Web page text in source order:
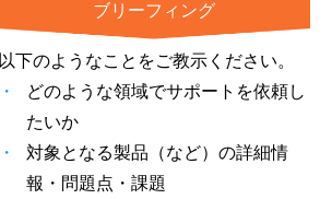
ブリーフィング
以下のようなことをご教示ください。
どのような領域でサポートを依頼し
たいか
対象となる製品（など）の詳細情
報・問題点・課題